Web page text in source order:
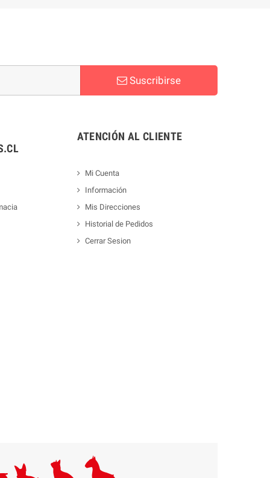
Suscribirse
ATENCIÓN AL CLIENTE
Mi Cuenta
Información
Mis Direcciones
Historial de Pedidos
Cerrar Sesion